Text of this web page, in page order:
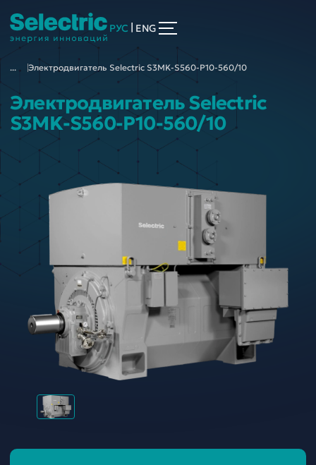
РУС ENG
... Электродвигатель Selectric S3MK-S560-P10-560/10
Электродвигатель Selectric
S3MK-S560-P10-560/10